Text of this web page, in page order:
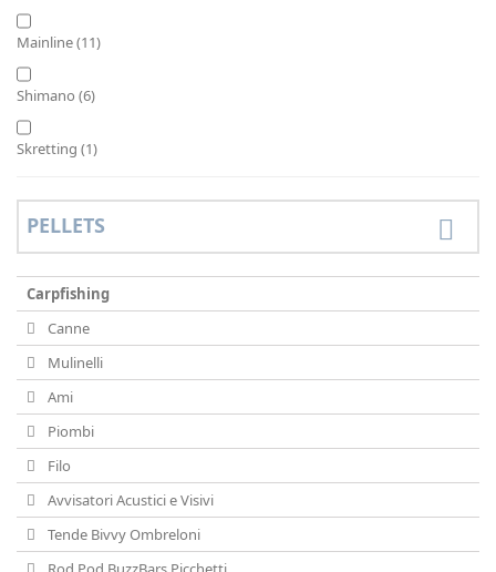
Mainline(11)
Shimano (6)
Skretting (1)
PELLETS
Carpfishing
Canne
Mulinelli
Ami
Piombi
Filo
Avvisatori Acustici e Visivi
Tende Bivvy Ombreloni